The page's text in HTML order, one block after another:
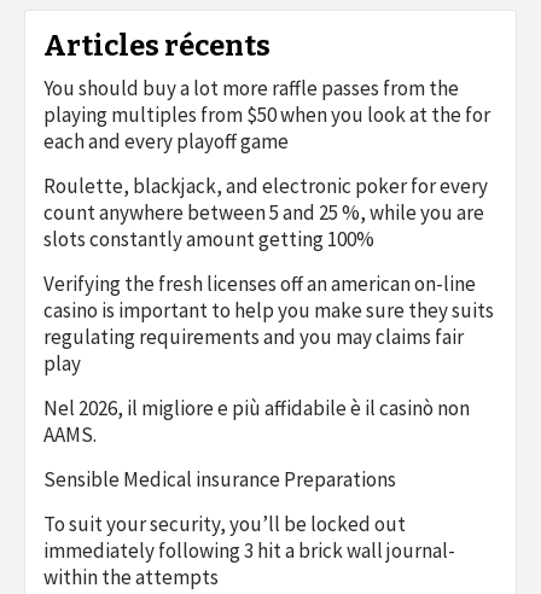
Articles récents
You should buy a lot more raffle passes from the
playing multiples from $50 when you look at the for
each and every playoff game
Roulette, blackjack, and electronic poker for every
count anywhere between 5 and 25 %, while you are
slots constantly amount getting 100%
Verifying the fresh licenses off an american on-line
casino is important to help you make sure they suits
regulating requirements and you may claims fair
play
Nel 2026, il migliore e più affidabile è il casinò non
AAMS.
Sensible Medical insurance Preparations
To suit your security, you’ll be locked out
immediately following 3 hit a brick wall journal-
within the attempts